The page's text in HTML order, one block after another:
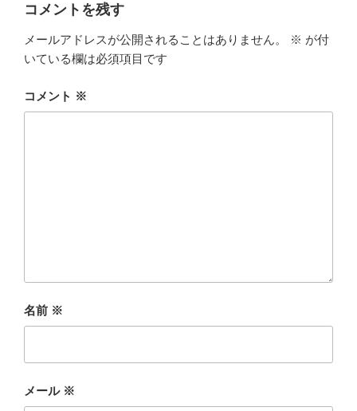
コメントを残す
メールアドレスが公開されることはありません。 ※ が付
いている欄は必須項目です
コメント ※
名前 ※
メール ※